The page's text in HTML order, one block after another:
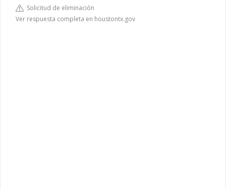
Solicitud de eliminación
Ver respuesta completa en houstontx.gov